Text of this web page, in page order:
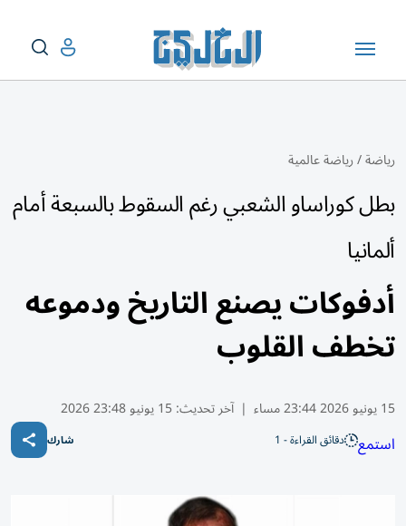
رياضة/رياضة عالمية
بطل كوراساو الشعبي رغم السقوط بالسبعة أمام
ألمانيا
أدفوكات يصنع التاريخ ودموعه
تخطف القلوب
15 يونيو 2026 23:44 مساء | آخر تحديث:15 يونيو 23:48 2026
استمع دقائق القراءة - 1 شارك